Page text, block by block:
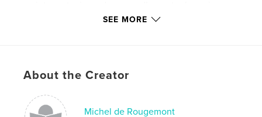
plus virtuelle que concrète mais combien
sont les mécanismes et forces en jeu, et pourquoi
attraper par ce dogme mortifère, à son corps plus
que consentant. Des motivations sous-jacentes à
SEE MORE
About the Creator
Michel de Rougemont